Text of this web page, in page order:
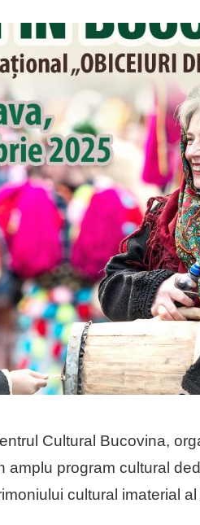
Cultural Bucovina,
amplu program cultural
cultural imaterial